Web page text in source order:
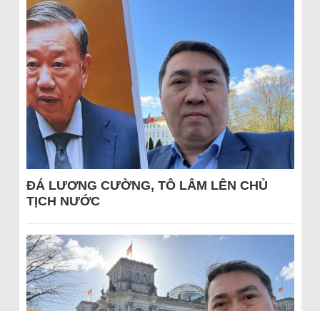
ĐÁ LƯƠNG CƯỜNG, TÔ LÂM LÊN CHỦ
TỊCH NƯỚC